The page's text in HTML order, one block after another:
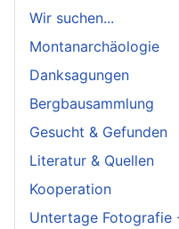
Wir suchen...
Montanarchäologie
Danksagungen
Bergbausammlung
Gesucht & Gefunden
Literatur & Quellen
Kooperation
Untertage